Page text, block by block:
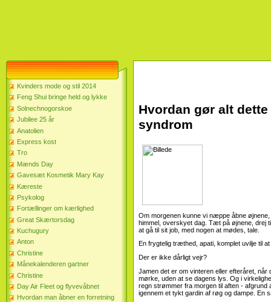
Kvinders mode og stil 2014
Feng Shui bringe held og lykke
Solnechnogorskoe
Jubilee 25 år
Anatolien
Express kost
Tro
Mænds Day
Gavesæt Kosmetik Mary Kay
Kæreste
Psykolog
Fortællinger om kærlighed
Great Skærtorsdag
Kuchugury
Anton
Christine
Månekalenderen gartner
Christine
Day Air Fleet og flyvevåbnet
Hvordan man åbner en forretning
Hvordan gør alt
syndrom
Om morgenen kunne vi næppe åbne
himmel, overskyet dag. Tæt på øjnene, drej
at gå til sit job, med nogen at mødes, tale.
En frygtelig træthed, apati, komplet uvilje til
Der er ikke dårligt vejr?
Jamen det er om vinteren eller efteråret,
mørke, uden at se dagens lys. Og i
regn strømmer fra morgen til aften - afgrund
igennem et tykt gardin af røg og dampe. En